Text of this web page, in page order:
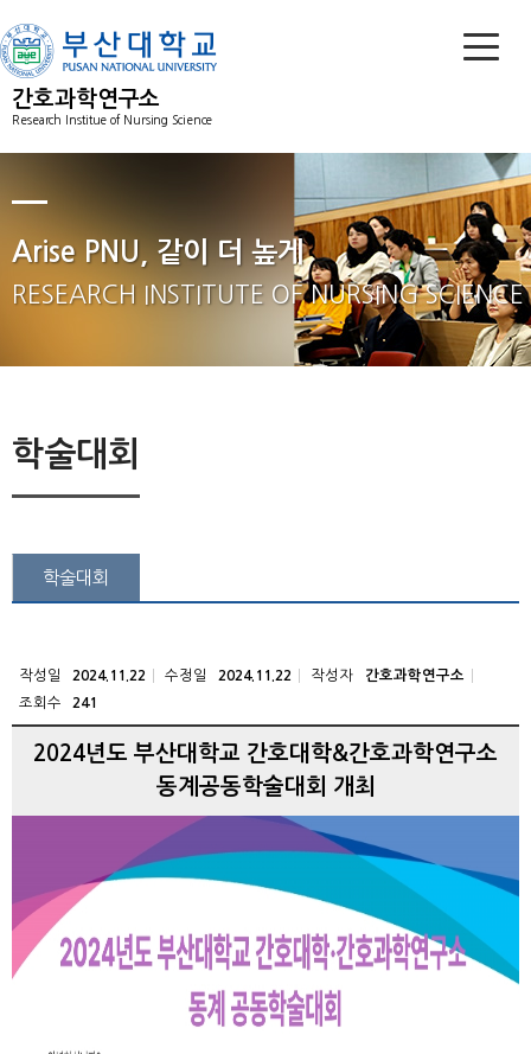
간호과학연구소
Research Institue of Nursing Science
Arise PNU, 같이 더 높게
RESEARCH INSTITUTE OF NURSING SCIENCE
학술대회
학술대회
작성일 2024.11.22 수정일 2024.11.22 작성자 간호과학연구소
조회수 241
2024년도 부산대학교 간호대학&간호과학연구소
동계공동학술대회 개최